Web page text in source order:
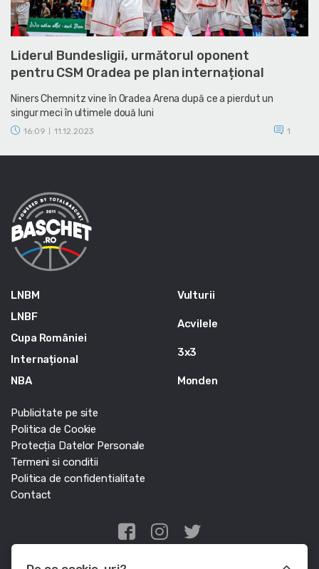
Liderul Bundesligii, următorul oponent
pentru CSM Oradea pe plan internațional
Niners Chemnitz vine în Oradea Arena după ce a pierdut un
singur meci în ultimele două luni
16:09 11.12.2023 1
LNBM
LNBF
Cupa României
Internațional
NBA
Vulturii
Acvilele
3x3
Monden
Publicitate pe site
Politica de Cookie
Protecția Datelor Personale
Termeni si conditii
Politica de confidentialitate
Contact
Edris Digital Agency